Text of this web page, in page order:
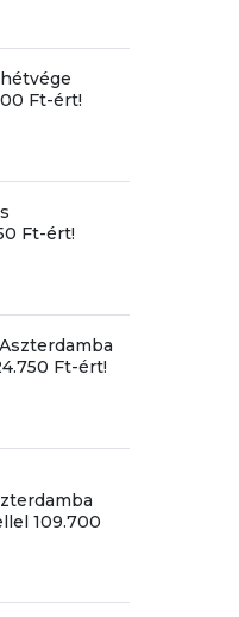
Ft-ért!
Ft-ért!
Ft-ért!
109.700